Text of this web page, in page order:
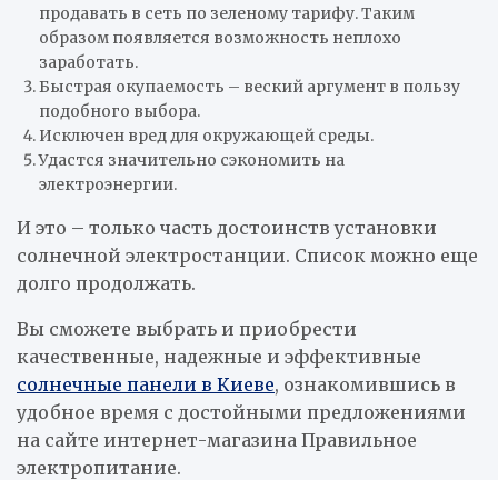
продавать в сеть по зеленому тарифу. Таким
образом появляется возможность неплохо
заработать.
Быстрая окупаемость – веский аргумент в пользу
подобного выбора.
Исключен вред для окружающей среды.
Удастся значительно сэкономить на
электроэнергии.
И это – только часть достоинств установки
солнечной электростанции. Список можно еще
долго продолжать.
Вы сможете выбрать и приобрести
качественные, надежные и эффективные
солнечные панели в Киеве, ознакомившись в
удобное время с достойными предложениями
на сайте интернет-магазина Правильное
электропитание.